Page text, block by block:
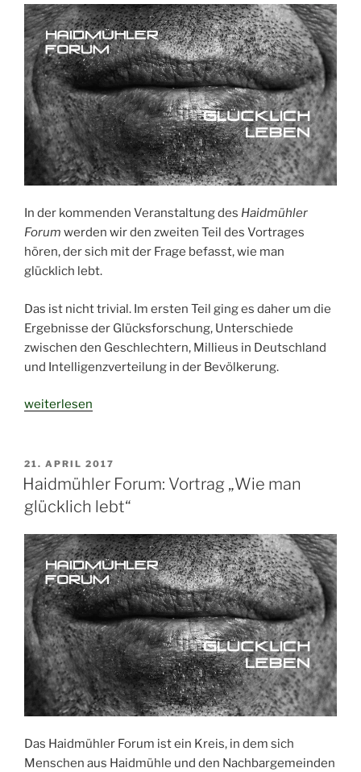
In der kommenden Veranstaltung des Haidmühler
Forum werden wir den zweiten Teil des Vortrages
hören, der sich mit der Frage befasst, wie man
glücklich lebt.
Das ist nicht trivial. Im ersten Teil ging es daher um die
Ergebnisse der Glücksforschung, Unterschiede
zwischen den Geschlechtern, Millieus in Deutschland
und Intelligenzverteilung in der Bevölkerung.
„Haidmühler
„Wie
man
glücklich
lebt“
(2)“
weiterlesen
VERÖFFENTLICHT
AM
21. APRIL 2017
Haidmühler Forum: Vortrag „Wie man
glücklich lebt“
Das Haidmühler Forum ist ein Kreis, in dem sich
Menschen aus Haidmühle und den Nachbargemeinden